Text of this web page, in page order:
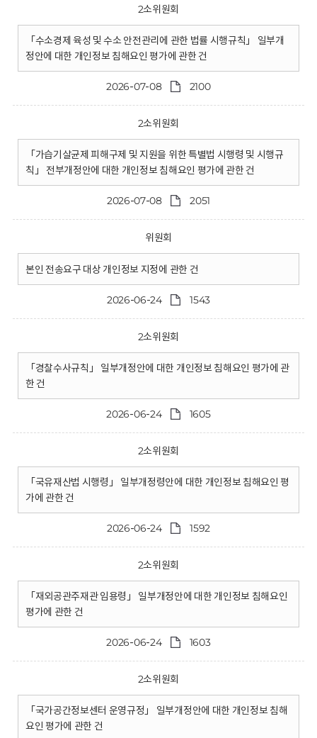
2소위원회
「수소경제 육성 및 수소 안전관리에 관한 법률 시행규칙」 일부개
정안에 대한 개인정보 침해요인 평가에 관한 건
2026-07-08 2100
2소위원회
「가습기살균제 피해구제 및 지원을 위한 특별법 시행령 및 시행규
칙」 전부개정안에 대한 개인정보 침해요인 평가에 관한 건
2026-07-08 2051
위원회
본인 전송요구 대상 개인정보 지정에 관한 건
2026-06-24 1543
2소위원회
「경찰수사규칙」 일부개정안에 대한 개인정보 침해요인 평가에 관
한 건
2026-06-24 1605
2소위원회
「국유재산법 시행령」 일부개정령안에 대한 개인정보 침해요인 평
가에 관한 건
2026-06-24 1592
2소위원회
「재외공관주재관 임용령」 일부개정안에 대한 개인정보 침해요인
평가에 관한 건
2026-06-24 1603
2소위원회
「국가공간정보센터 운영규정」 일부개정안에 대한 개인정보 침해
요인 평가에 관한 건